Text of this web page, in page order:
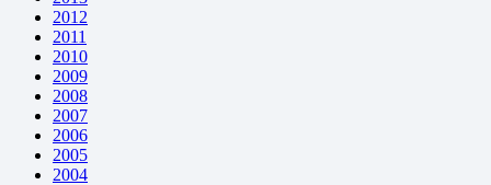
2012
2011
2010
2009
2008
2007
2006
2005
2004